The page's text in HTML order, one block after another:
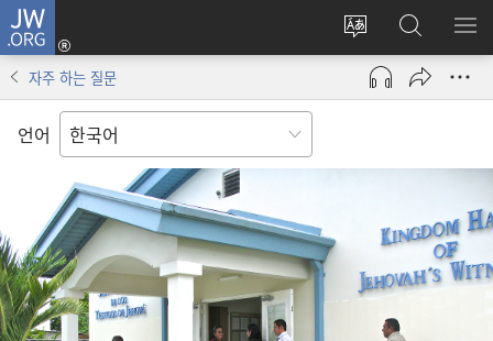
JW.ORG
사이트
언어
변경
로그인
(새로운
열기)
JW.ORG
검색
메
자주 하는 질문
언어